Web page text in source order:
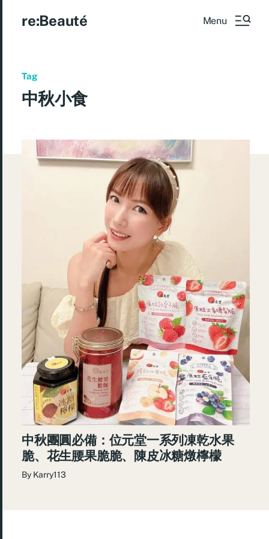
re:Beauté Menu
Tag
中秋小食
中秋團圓必備：位元堂一系列凍乾水果
脆、花生腰果脆脆、陳皮冰糖燉檸檬
By Karry113